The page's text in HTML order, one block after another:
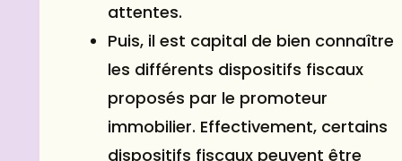
attentes.
Puis, il est capital de bien connaître
les différents dispositifs fiscaux
proposés par le promoteur
immobilier. Effectivement, certains
dispositifs fiscaux peuvent être